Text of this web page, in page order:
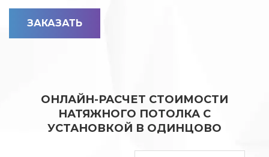
ЗАКАЗАТЬ
ОНЛАЙН-РАСЧЕТ СТОИМОСТИ
НАТЯЖНОГО ПОТОЛКА С
УСТАНОВКОЙ В ОДИНЦОВО